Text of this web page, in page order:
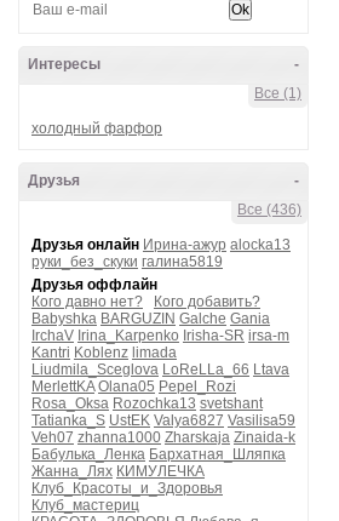
-
Интересы
Все (1)
холодный фарфор
-
Друзья
Все (436)
Друзья онлайн Ирина-ажур alocka13
руки_без_скуки галина5819
Друзья оффлайн
Кого давно нет?
Кого добавить?
Babyshka BARGUZIN Galche Gania
IrchaV Irina_Karpenko Irisha-SR irsa-m
Kantri Koblenz limada
Liudmila_Sceglova LoReLLa_66 Ltava
MerlettKA Olana05 Pepel_Rozi
Rosa_Oksa Rozochka13 svetshant
Tatianka_S UstEK Valya6827 Vasilisa59
Veh07 zhanna1000 Zharskaja Zinaida-k
Бабулька_Ленка Бархатная_Шляпка
Жанна_Лях КИМУЛЕЧКА
Клуб_Красоты_и_Здоровья
Клуб_мастериц